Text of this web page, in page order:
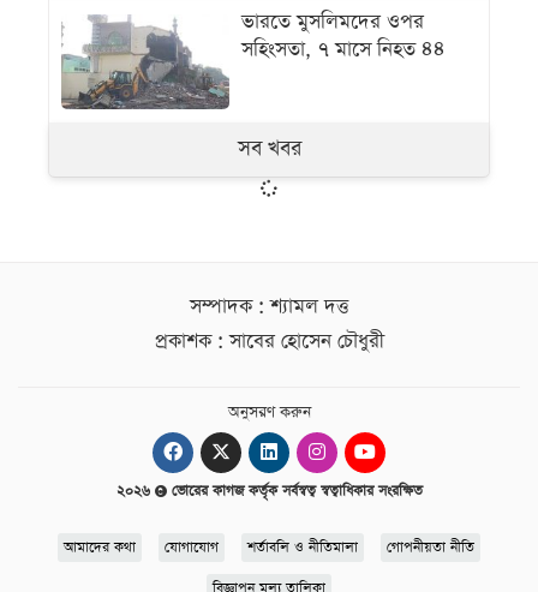
ভারতে মুসলিমদের ওপর
সহিংসতা, ৭ মাসে নিহত ৪৪
সব খবর
সম্পাদক : শ্যামল দত্ত
প্রকাশক : সাবের হোসেন চৌধুরী
অনুসরণ করুন
২০২৬ ভোরের কাগজ কর্তৃক সর্বস্বত্ব স্বত্বাধিকার সংরক্ষিত
আমাদের কথা যোগাযোগ শর্তাবলি ও নীতিমালা গোপনীয়তা নীতি